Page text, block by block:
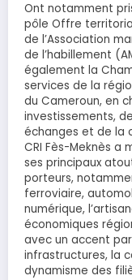
Ont notamment
pôle Offre
de l’Association
de l’habillement
également la
services de la
du Cameroun, en
investissements,
échanges et de la
CRI Fès-Meknès a
ses principaux
porteurs,
ferroviaire,
numérique,
économiques
avec un accent
infrastructures, la
dynamisme des